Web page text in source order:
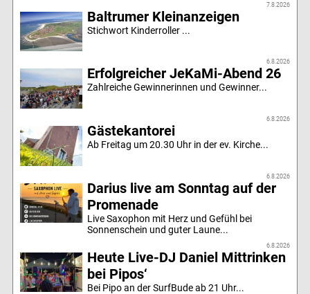
7.8.2026
Baltrumer Kleinanzeigen
Stichwort Kinderroller ...
6.8.2026
Erfolgreicher JeKaMi-Abend 26
Zahlreiche Gewinnerinnen und Gewinner...
6.8.2026
Gästekantorei
Ab Freitag um 20.30 Uhr in der ev. Kirche...
6.8.2026
Darius live am Sonntag auf der
Promenade
Live Saxophon mit Herz und Gefühl bei
Sonnenschein und guter Laune...
6.8.2026
Heute Live-DJ Daniel Mittrinken
bei Pipos‘
Bei Pipo an der SurfBude ab 21 Uhr...